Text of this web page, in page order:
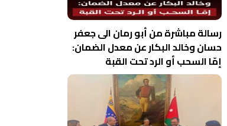
رسالة مباشرة من أبو رمان الى جعفر
حسان وخالد البكار عن معدل الضمان:
إمّا السحب أو الرد تحت القبة